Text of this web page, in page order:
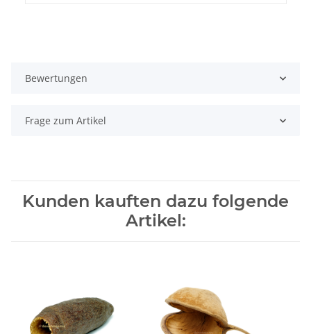
Bewertungen
Frage zum Artikel
Kunden kauften dazu folgende
Artikel: